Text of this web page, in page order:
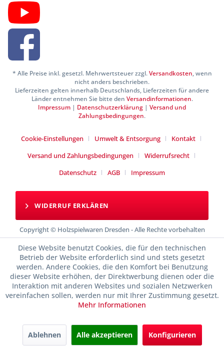
* Alle Preise inkl. gesetzl. Mehrwertsteuer zzgl.Versandkosten, wenn
nicht anders beschrieben.
Lieferzeiten gelten innerhalb Deutschlands, Lieferzeiten für andere
Länder entnehmen Sie bitte den Versandinformationen.
Impressum | Datenschutzerklärung | Versand und
Zahlungsbedingungen.
Cookie-Einstellungen Umwelt & Entsorgung
Kontakt
Versand und Zahlungsbedingungen
Widerrufsrecht
Datenschutz
AGB Impressum
WIDERRUF ERKLÄREN
Copyright © Holzspielwaren Dresden - Alle Rechte vorbehalten
Diese Website benutzt Cookies, die für den technischen
Betrieb der Website erforderlich sind und stets gesetzt
werden. Andere Cookies, die den Komfort bei Benutzung
dieser Website erhöhen, der Direktwerbung dienen oder die
Interaktion mit anderen Websites und sozialen Netzwerken
vereinfachen sollen, werden nur mit Ihrer Zustimmung gesetzt.
Mehr Informationen
Ablehnen Alle akzeptieren Konfigurieren